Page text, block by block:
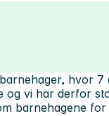
hvor
vi har derfor
barnehagene